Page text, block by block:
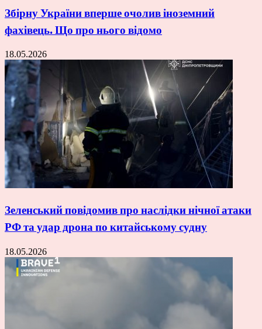
Збірну України вперше очолив іноземний
фахівець. Що про нього відомо
18.05.2026
Зеленський повідомив про наслідки нічної атаки
РФ та удар дрона по китайському судну
18.05.2026